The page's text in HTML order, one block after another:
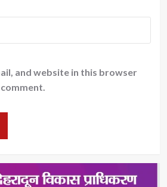
and website in this browser